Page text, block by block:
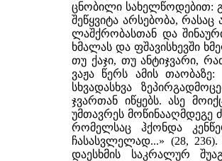
ცნობილი სახელწოდებით:
შეწყვიტა არსებობა,
ლაშქრობასთან და
ხმალას და ფშავისხევში
თუ ქაჯი, თუ ანტიჯვარი,
ვაჟა წერს ამის
სხვადასხვა
ჯვართან იწყებს. ასე
უმთავრეს მოწინააღმდეგე
რომელსაც ჰქონდა
ჩასასვლელად...» (28,
დაესხმის საკრალურ